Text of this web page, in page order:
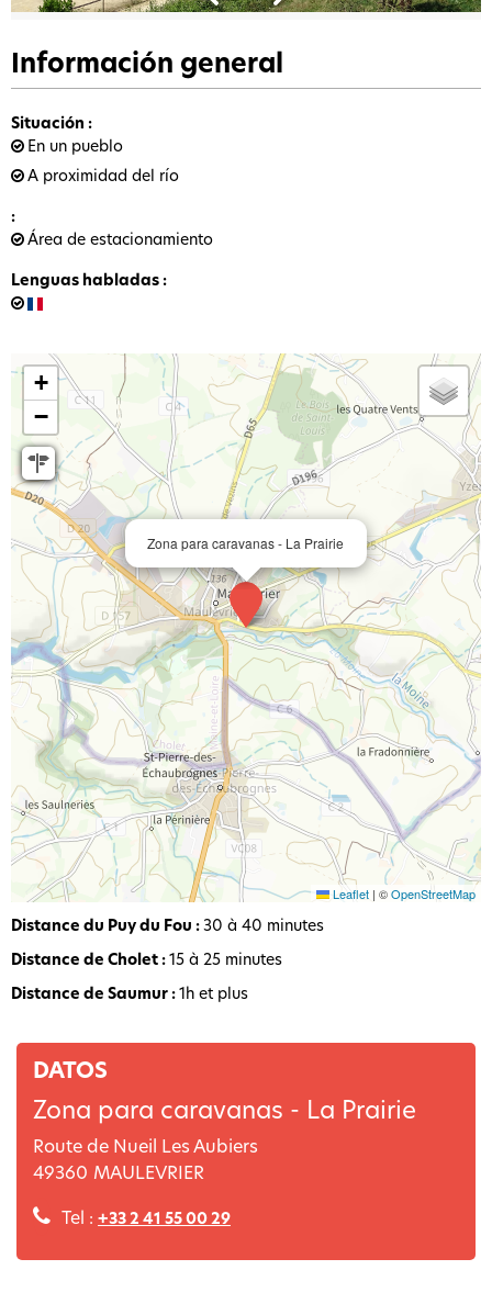
Información general
Situación :
En un pueblo
A proximidad del río
:
Área de estacionamiento
Lenguas habladas :
Zona para caravanas - La Prairie
+
−
Leaflet | ©OpenStreetMap
Distance du Puy du Fou :30 à 40 minutes
Distance de Cholet :15 à 25 minutes
Distance de Saumur :1h et plus
DATOS
Zona para caravanas - La Prairie
Route de Nueil Les Aubiers
49360 MAULEVRIER
Tel : +33 2 41 55 00 29